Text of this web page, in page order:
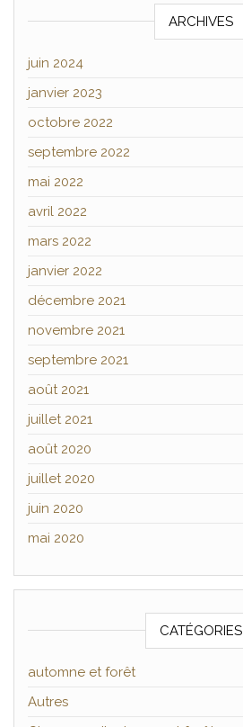
ARCHIVES
juin 2024
janvier 2023
octobre 2022
septembre 2022
mai 2022
avril 2022
mars 2022
janvier 2022
décembre 2021
novembre 2021
septembre 2021
août 2021
juillet 2021
août 2020
juillet 2020
juin 2020
mai 2020
CATÉGORIES
automne et forêt
Autres